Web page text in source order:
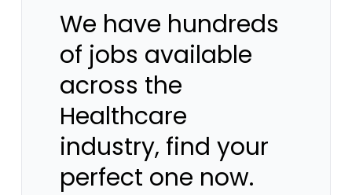
We have hundreds
of jobs available
across the
Healthcare
industry, find your
perfect one now.